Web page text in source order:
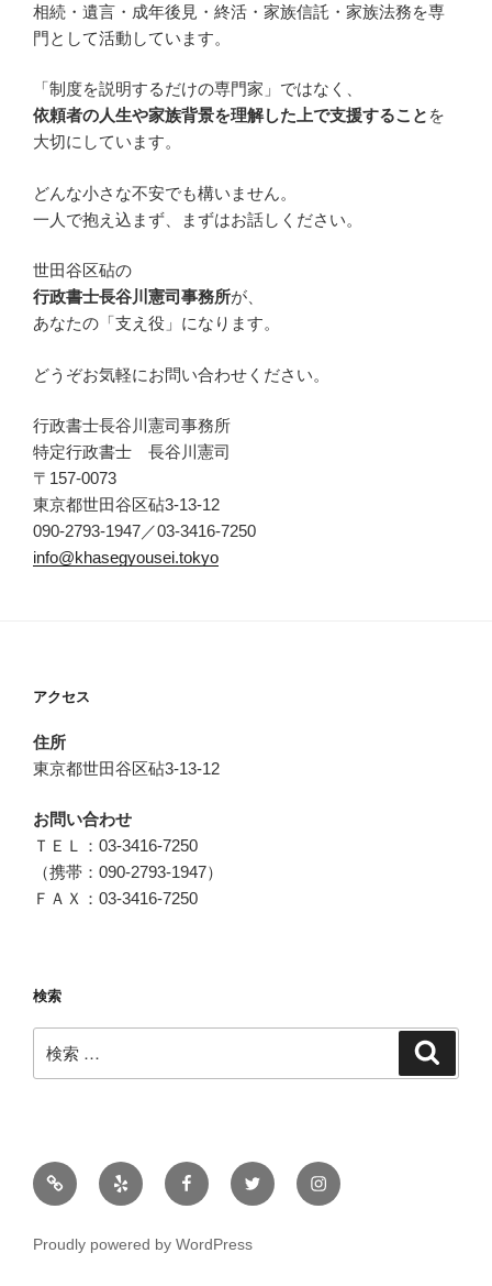
相続・遺言・成年後見・終活・家族信託・家族法務を専
門として活動しています。
「制度を説明するだけの専門家」ではなく、
依頼者の人生や家族背景を理解した上で支援すること を
大切にしています。
どんな小さな不安でも構いません。
一人で抱え込まず、まずはお話しください。
世田谷区砧の
行政書士長谷川憲司事務所が、
あなたの「支え役」になります。
どうぞお気軽にお問い合わせください。
行政書士長谷川憲司事務所
特定行政書士 長谷川憲司
〒157-0073
東京都世田谷区砧3-13-12
090-2793-1947／03-3416-7250
info@khasegyousei.tokyo
アクセス
住所
東京都世田谷区砧3-13-12
お問い合わせ
ＴＥＬ：03-3416-7250
（携帯：090-2793-1947）
ＦＡＸ：03-3416-7250
検索
索:
メ
ー
Proudly powered by WordPress